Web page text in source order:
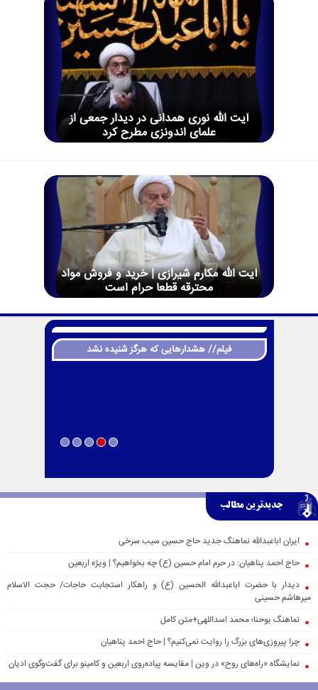
آیت الله نوری همدانی در دیدار جمعی از
علمای اندونزی مطرح کرد
آیت الله مکارم شیرازی | خرید و فروش مواد
محترقه قطعا حرام است
فیلم// هشدارهایی که هرگز شنیده نشد
جدیدترین مطالب
ایران اباعبدالله نماهنگ جدید حاج حسین سیب سرخی
حاج احمد پناهیان: در حرم امام حسین (ع) چه بخواهیم؟ | ویژه اربعین
دیدار با حضرت اباعبدالله الحسین (ع) و راهکار استجابت حاجات/ حجت الاسلام
میرهاشم حسینی
نماهنگ یوحنا؛ محمد اسداللهی+متن کامل
چرا پیروزی‌های بزرگ را روایت نمی‌کنیم؟ | حاج احمد پناهیان
نمایشگاه «راه‌های روح» در وین | مقایسه پیاده‌روی اربعین و کامینو برای گفت‌وگوی ادیان